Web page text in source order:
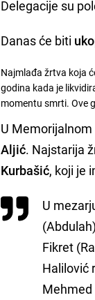
Delegacije su
Danas će biti
Najmlađa žrtva koja
godina kada je
momentu smrti. Ove
U
Aljić. Najstarija
Kurbašić, koji je
U
Fikret
Halilović
Mehmed